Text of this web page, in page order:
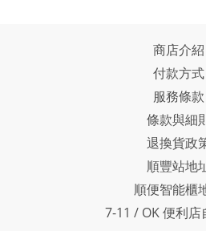
商店介紹
付款方式
服務條款
條款與細
退換貨政
順豐站地
順便智能櫃
7-11 / OK 便利店